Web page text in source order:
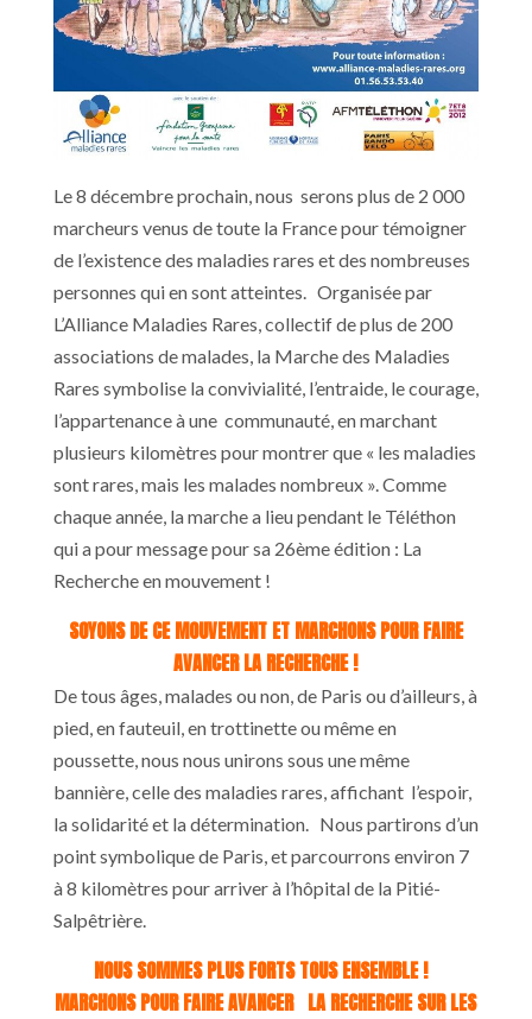
Le 8 décembre prochain, nous serons plus de 2 000
marcheurs venus de toute la France pour témoigner
de l’existence des maladies rares et des nombreuses
personnes qui en sont atteintes. Organisée par
L’Alliance Maladies Rares, collectif de plus de 200
associations de malades, la Marche des Maladies
Rares symbolise la convivialité, l’entraide, le courage,
l’appartenance à une communauté, en marchant
plusieurs kilomètres pour montrer que « les maladies
sont rares, mais les malades nombreux ». Comme
chaque année, la marche a lieu pendant le Téléthon
qui a pour message pour sa 26ème édition : La
Recherche en mouvement !
SOYONS DE CE MOUVEMENT ET MARCHONS POUR FAIRE
AVANCER LA RECHERCHE !
De tous âges, malades ou non, de Paris ou d’ailleurs, à
pied, en fauteuil, en trottinette ou même en
poussette, nous nous unirons sous une même
bannière, celle des maladies rares, affichant l’espoir,
la solidarité et la détermination. Nous partirons d’un
point symbolique de Paris, et parcourrons environ 7
à 8 kilomètres pour arriver à l’hôpital de la Pitié-
Salpêtrière.
NOUS SOMMES PLUS FORTS TOUS ENSEMBLE !
MARCHONS POUR FAIRE AVANCER LA RECHERCHE SUR LES